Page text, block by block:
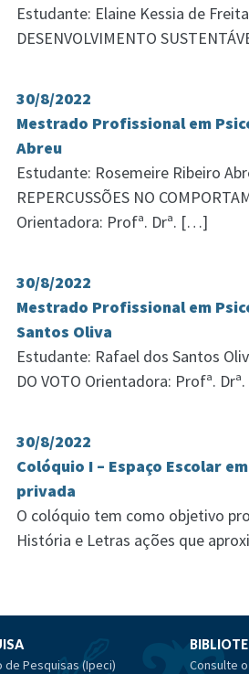
Estudante: Elaine Kessia de
DESENVOLVIMENTO
30/8/2022
Mestrado Profissional em
Abreu
Estudante: Rosemeire Ribeiro
REPERCUSSÕES NO
Orientadora: Profª. Drª. […]
30/8/2022
Mestrado Profissional em
Santos Oliva
Estudante: Rafael dos Santos
DO VOTO Orientadora: Profª.
30/8/2022
Colóquio I – Espaço Escolar
privada
O colóquio tem como objetivo
História e Letras ações que
de Pesquisas (Ipeci)
Consulte